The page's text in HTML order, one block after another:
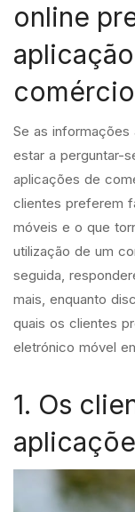
online
Se as informações
estar a perguntar-
aplicações de
clientes preferem
móveis e o que
utilização de um
seguida,
mais, enquanto
quais os clientes
eletrónico móvel
1. Os